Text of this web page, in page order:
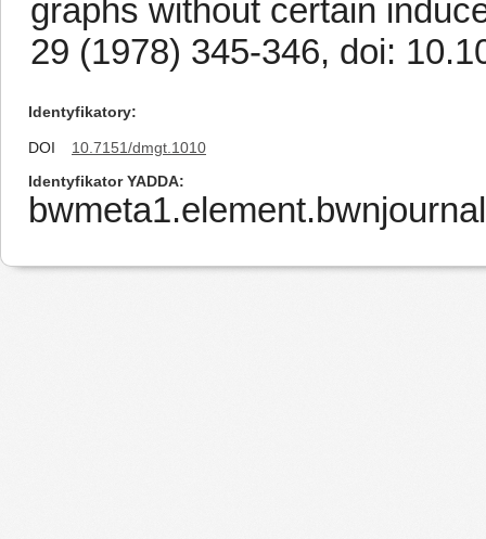
graphs without certain
29 (1978) 345-346, doi:
Identyfikatory
DOI
10.7151/dmgt.1010
Identyfikator YADDA